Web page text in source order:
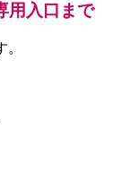
用入口まで